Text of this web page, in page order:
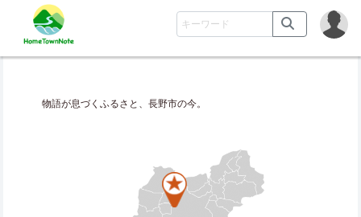
物語が息づくふるさと、長野市の今。